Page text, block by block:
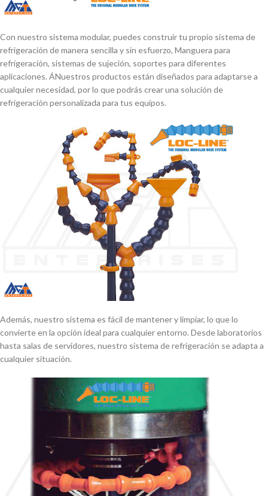
Con nuestro sistema modular, puedes construir tu propio sistema de
refrigeración de manera sencilla y sin esfuerzo, Manguera para
refrigeración, sistemas de sujeción, soportes para diferentes
aplicaciones. ÁNuestros productos están diseñados para adaptarse a
cualquier necesidad, por lo que podrás crear una solución de
refrigeración personalizada para tus equipos.
Además, nuestro sistema es fácil de mantener y limpiar, lo que lo
convierte en la opción ideal para cualquier entorno. Desde laboratorios
hasta salas de servidores, nuestro sistema de refrigeración se adapta a
cualquier situación.